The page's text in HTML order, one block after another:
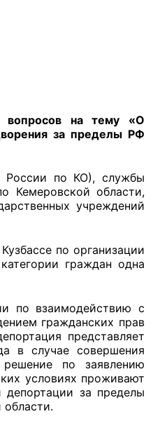
вопросов на тему «О
за пределы РФ
России по КО), службы
Кемеровской области,
учреждений
по организации
граждан одна
по взаимодействию с
гражданских прав
представляет
в случае совершения
по заявлению
условиях проживают
за пределы